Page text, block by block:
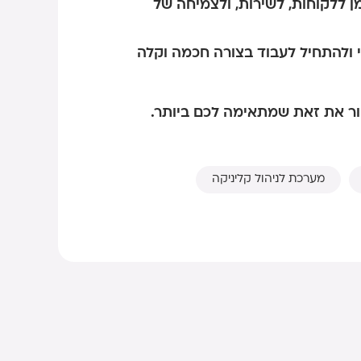
ללקוחות, לשירות, ולצמיחה של
ולהתחיל לעבוד בצורה חכמה וקלה
את זאת שמתאימה לכם ביותר.
מערכת לניהול קליניקה